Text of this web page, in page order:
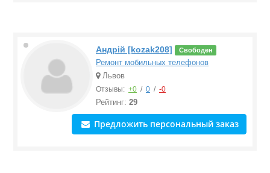
Андрій [kozak208] Свободен
Ремонт мобильных телефонов
Львов
Отзывы: +0 / 0 / -0
Рейтинг: 29
Предложить персональный заказ